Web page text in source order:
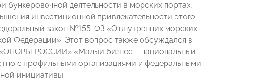
бункеровочной деятельности в морских портах,
инвестиционной привлекательности этого
закон №155-ФЗ «О внутренних морских
Федерации». Этот вопрос также обсуждался в
«ОПОРЫ РОССИИ» «Малый бизнес – национальный
с профильными организациями и федеральными
инициативы.